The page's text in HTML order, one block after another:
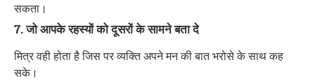
सकता।
7. जो आपके रहस्यों को दूसरों के सामने बता दे
मित्र वही होता है जिस पर व्यक्ति अपने मन की बात भरोसे के साथ कह
सके।